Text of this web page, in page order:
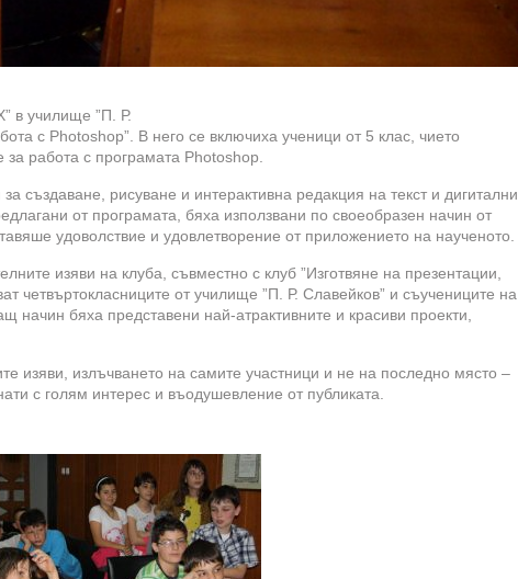
в училище ”П. Р.
с Photoshop”. В него се включиха ученици от 5 клас, чието
работа с програмата Photoshop.
създаване, рисуване и интерактивна редакция на текст и дигитални
от програмата, бяха използвани по своеобразен начин от
удоволствие и удовлетворение от приложението на наученото.
изяви на клуба, съвместно с клуб ”Изготвяне на презентации,
четвъртокласниците от училище ”П. Р. Славейков” и съучениците на
начин бяха представени най-атрактивните и красиви проекти,
изяви, излъчването на самите участници и не на последно място –
с голям интерес и въодушевление от публиката.